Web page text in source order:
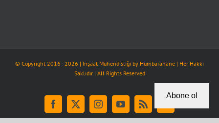
© Copyright 2016 -2026 | İnşaat Mühendisliği by Humbarahane | Her Hakkı
Saklıdır | All Rights Reserved
Facebook
X InstagramYouTubeRss Tiktok
Abone ol